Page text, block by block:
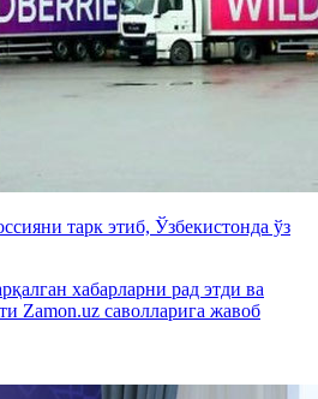
тарк этиб, Ўзбекистонда ўз
хабарларни рад этди ва
Zamon.uz саволларига жавоб